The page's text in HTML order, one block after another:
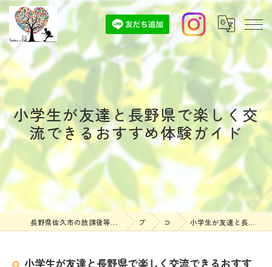
小学生が友達と長野県で楽しく交
流できるおすすめ体験ガイド
長野県佐久市の放課後等デイサービスなら放課後等デイサービスついんずくらぶ ブログ コラム 小学生が友達と長野県で楽しく交流できるおすすめ体験ガイド
小学生が友達と長野県で楽しく交流できるおすす